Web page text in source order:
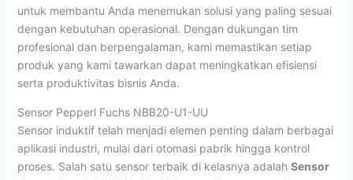
untuk membantu Anda menemukan solusi yang paling sesuai
dengan kebutuhan operasional. Dengan dukungan tim
profesional dan berpengalaman, kami memastikan setiap
produk yang kami tawarkan dapat meningkatkan efisiensi
serta produktivitas bisnis Anda.
Sensor Pepperl Fuchs NBB20-U1-UU
Sensor induktif telah menjadi elemen penting dalam berbagai
aplikasi industri, mulai dari otomasi pabrik hingga kontrol
proses. Salah satu sensor terbaik di kelasnya adalah Sensor